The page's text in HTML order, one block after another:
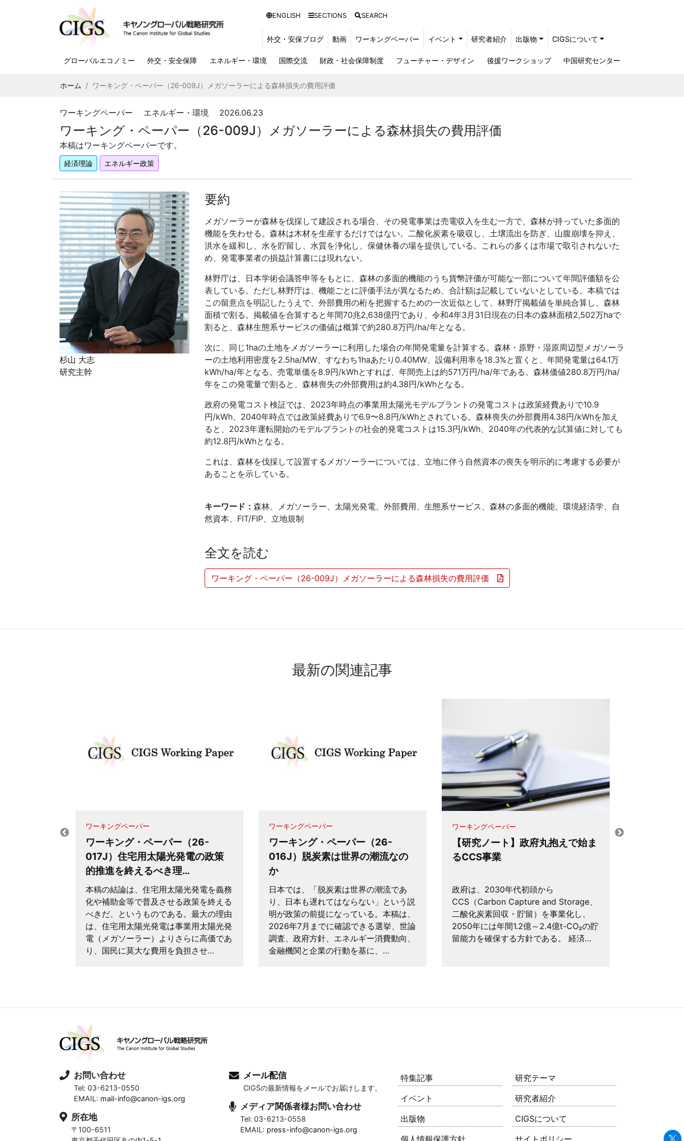
ENGLISH SECTIONS SEARCH
外交・安保ブログ 動画 ワーキングペーパー イベント 研究者紹介 出版物 CIGSについて
グローバルエコノミー 外交・安全保障 エネルギー・環境 国際交流 財政・社会保障制度 フューチャー・デザイン 後援ワークショップ 中国研究センター
ホーム ワーキング・ペーパー（26-009J）メガソーラーによる森林損失の費用評価
ワーキングペーパー エネルギー・環境 2026.06.23
ワーキング・ペーパー（26-009J）メガソーラーによる森林損失の費用評価
本稿はワーキングペーパーです。
経済理論 エネルギー政策
杉山 大志
研究主幹
要約
メガソーラーが森林を伐採して建設される場合、その発電事業は売電収入を生む一方で、森林が持っていた多面的
機能を失わせる。森林は木材を生産するだけではない。二酸化炭素を吸収し、土壌流出を防ぎ、山腹崩壊を抑え、
洪水を緩和し、水を貯留し、水質を浄化し、保健休養の場を提供している。これらの多くは市場で取引されないた
め、発電事業者の損益計算書には現れない。
林野庁は、日本学術会議答申等をもとに、森林の多面的機能のうち貨幣評価が可能な一部について年間評価額を公
表している。ただし林野庁は、機能ごとに評価手法が異なるため、合計額は記載していないとしている。本稿では
この留意点を明記したうえで、外部費用の桁を把握するための一次近似として、林野庁掲載値を単純合算し、森林
面積で割る。掲載値を合算すると年間70兆2,638億円であり、令和4年3月31日現在の日本の森林面積2,502万haで
割ると、森林生態系サービスの価値は概算で約280.8万円/ha/年となる。
次に、同じ1haの土地をメガソーラーに利用した場合の年間発電量を計算する。森林・原野・湿原周辺型メガソーラ
ーの土地利用密度を2.5ha/MW、すなわち1haあたり0.40MW、設備利用率を18.3%と置くと、年間発電量は64.1万
kWh/ha/年となる。売電単価を8.9円/kWhとすれば、年間売上は約571万円/ha/年である。森林価値280.8万円/ha/
年をこの発電量で割ると、森林喪失の外部費用は約4.38円/kWhとなる。
政府の発電コスト検証では、2023年時点の事業用太陽光モデルプラントの発電コストは政策経費ありで10.9
円/kWh、2040年時点では政策経費ありで6.9〜8.8円/kWhとされている。森林喪失の外部費用4.38円/kWhを加え
ると、2023年運転開始のモデルプラントの社会的発電コストは15.3円/kWh、2040年の代表的な試算値に対しても
約12.8円/kWhとなる。
これは、森林を伐採して設置するメガソーラーについては、立地に伴う自然資本の喪失を明示的に考慮する必要が
あることを示している。
キーワード： 森林、メガソーラー、太陽光発電、外部費用、生態系サービス、森林の多面的機能、環境経済学、自
然資本、FIT/FIP、立地規制
全文を読む
ワーキング・ペーパー（26-009J）メガソーラーによる森林損失の費用評価
最新の関連記事
ワーキングペーパー
ワーキング・ペーパー（26-
017J）住宅用太陽光発電の政策
的推進を終えるべき理…
本稿の結論は、住宅用太陽光発電を義務
化や補助金等で普及させる政策を終える
べきだ、というものである。最大の理由
は、住宅用太陽光発電は事業用太陽光発
電（メガソーラー）よりさらに高価であ
り、国民に莫大な費用を負担させ…
ワーキングペーパー
ワーキング・ペーパー（26-
016J）脱炭素は世界の潮流なの
か
日本では、「脱炭素は世界の潮流であ
り、日本も遅れてはならない」という説
明が政策の前提になっている。本稿は、
2026年7月までに確認できる選挙、世論
調査、政府方針、エネルギー消費動向、
金融機関と企業の行動を基に、…
ワーキングペーパー
【研究ノート】政府丸抱えで始ま
るCCS事業
政府は、2030年代初頭から
CCS（Carbon Capture and Storage、
二酸化炭素回収・貯留）を事業化し、
2050年には年間1.2億～2.4億t-CO₂の貯
留能力を確保する方針である。 経済…
お問い合わせ
Tel: 03-6213-0550
EMAIL: mail-info@canon-igs.org
所在地
〒100-6511
メール配信
CIGSの最新情報をメールでお届けします。
メディア関係者様お問い合わせ
Tel: 03-6213-0558
EMAIL: press-info@canon-igs.org
特集記事
研究テーマ
イベント
研究者紹介
出版物
CIGSについて